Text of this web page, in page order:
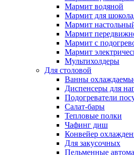
Мармит водяной
Мармит для
Мармит
Мармит
Мармит с
Мармит
Мультихолдеры
Для столовой
Ванны
Диспенсеры для
Подогреватели
Салат-бары
Тепловые полки
Чафинг диш
Конвейер
Для закусочных
Пельменные